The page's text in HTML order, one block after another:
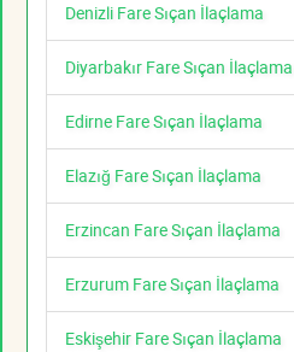
Denizli Fare Sıçan İlaçlama
Diyarbakır Fare Sıçan İlaçlama
Edirne Fare Sıçan İlaçlama
Elazığ Fare Sıçan İlaçlama
Erzincan Fare Sıçan İlaçlama
Erzurum Fare Sıçan İlaçlama
Eskişehir Fare Sıçan İlaçlama